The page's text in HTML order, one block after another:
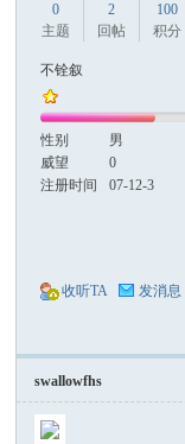
0
主题
2
回帖
100
积分
不铨叙
性别
男
威望
0
注册时间
07-12-3
收听TA 发消息
swallowfhs